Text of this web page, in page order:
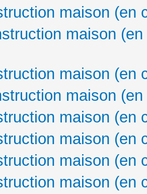
maison (en
maison
maison (en
maison
maison (en
maison (en
maison (en
maison (en